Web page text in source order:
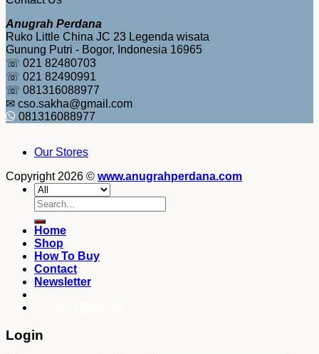
Anugrah Perdana
Ruko Little China JC 23 Legenda wisata
Gunung Putri - Bogor, Indonesia 16965
☏ 021 82480703
☏ 021 82490991
☏ 081316088977
✉ cso.sakha@gmail.com
081316088977
Our Stores
Copyright 2026 © www.anugrahperdana.com
Search
for:
Home
Shop
How To Buy
Contact
Newsletter
Login